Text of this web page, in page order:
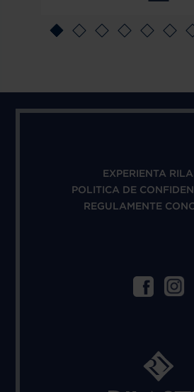
EXPERIENTA
POLITICA DE
REGULAMENTE